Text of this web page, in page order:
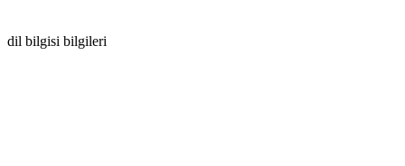
dil bilgisi bilgileri